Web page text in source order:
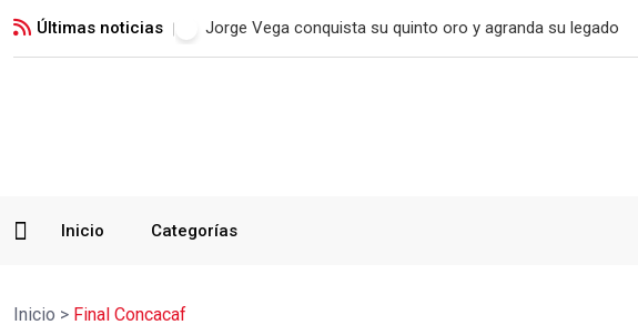
Últimas noticias Jorge Vega conquista su quinto oro y agranda su legado
Inicio Categorías
Inicio > Final Concacaf